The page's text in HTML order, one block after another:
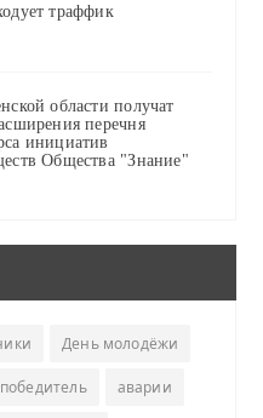
траффик
области получат
перечня
инициатив
Общества "Знание"
День молодёжи
победитель аварии